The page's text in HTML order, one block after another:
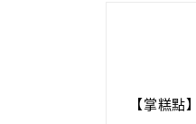
【掌糕點